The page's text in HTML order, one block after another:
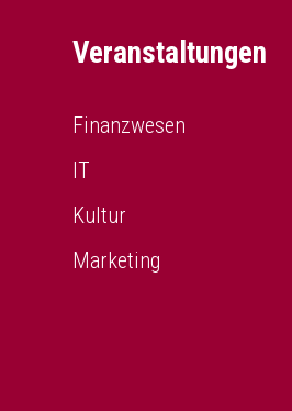
Veranstaltungen
Finanzwesen
IT
Kultur
Marketing